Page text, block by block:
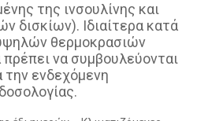
της ινσουλίνης και
δισκίων). Ιδιαίτερα κατά
θερμοκρασιών
να συμβουλεύονται
την ενδεχόμενη